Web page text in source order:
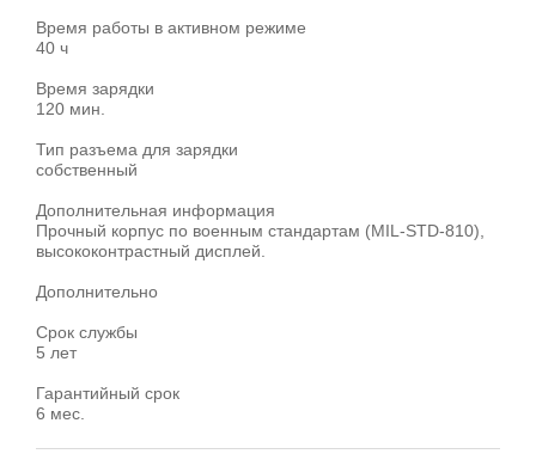
Время работы в активном режиме
40 ч
Время зарядки
120 мин.
Тип разъема для зарядки
собственный
Дополнительная информация
Прочный корпус по военным стандартам (MIL-STD-810),
высококонтрастный дисплей.
Дополнительно
Срок службы
5 лет
Гарантийный срок
6 мес.